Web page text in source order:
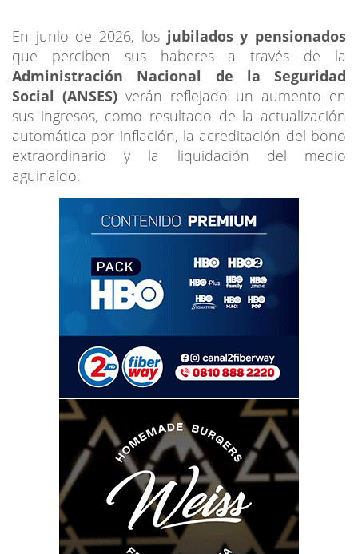
En junio de 2026, los jubilados y pensionados
que perciben sus haberes a través de la
Administración Nacional de la Seguridad
Social (ANSES) verán reflejado un aumento en
sus ingresos, como resultado de la actualización
automática por inflación, la acreditación del bono
extraordinario y la liquidación del medio
aguinaldo.